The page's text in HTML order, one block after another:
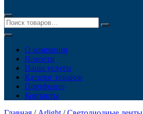
О компании
Новости
Наши услуги
Каталог товаров
Портфолио
Контакты